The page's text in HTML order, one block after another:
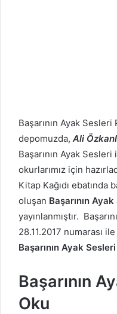
Başarının Ayak
depomuzda, Ali
Başarının Ayak
okurlarımız için
Kitap Kağıdı ebatında
oluşan Başarının
yayınlanmıştır.
28.11.2017 numarası
Başarının Ayak
Başarının
Oku